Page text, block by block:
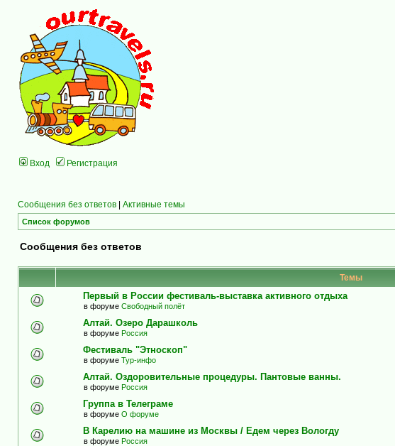
Вход Регистрация
Сообщения без ответов | Активные темы
Список форумов
Сообщения без ответов
Темы
Первый в России фестиваль-выставка активного отдыха
в форуме Свободный полёт
Алтай. Озеро Дарашколь
в форуме Россия
Фестиваль "Этноскоп"
в форуме Тур-инфо
Алтай. Оздоровительные процедуры. Пантовые ванны.
в форуме Россия
Группа в Телеграме
в форуме О форуме
В Карелию на машине из Москвы / Едем через Вологду
в форуме Россия